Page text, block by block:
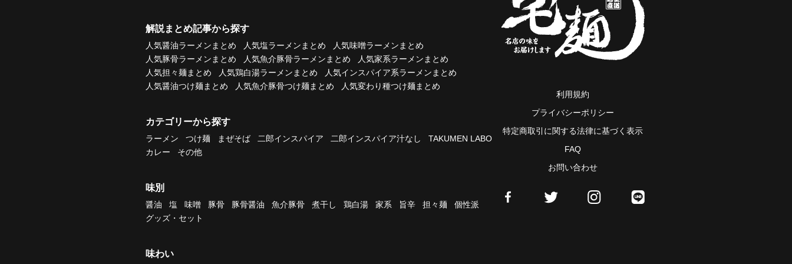
解説まとめ記事から探す
人気醤油ラーメンまとめ 人気塩ラーメンまとめ
人気味噌ラーメンまとめ
人気豚骨ラーメンまとめ
人気魚介豚骨ラーメンまとめ
人気家系ラーメンまとめ
人気担々麺まとめ
人気鶏白湯ラーメンまとめ
人気インスパイア系ラーメンまとめ
人気醤油つけ麺まとめ
人気魚介豚骨つけ麺まとめ 人気変わり種つけ麺まとめ
カテゴリーから探す
ラーメン つけ麺 まぜそば 二郎インスパイア 二郎インスパイア汁なし
TAKUMEN LABO
カレー
その他
味別
醤油 塩 味噌 豚骨 豚骨醤油 魚介豚骨 煮干し 鶏白湯 家系 旨辛 担々麺
個性派
グッズ・セット
味わい
利用規約
プライバシーポリシー
特定商取引に関する法律に基づく表示
FAQ
お問い合わせ